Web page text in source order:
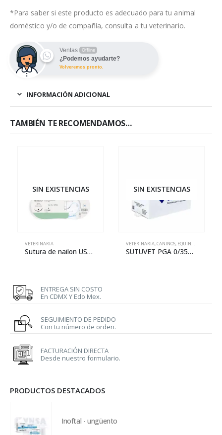
*Para saber si este producto es adecuado para tu animal
doméstico y/o de compañía, consulta a tu veterinario.
Ventas Offline
¿Podemos ayudarte?
Volveremos pronto.
INFORMACIÓN ADICIONAL
TAMBIÉN TE RECOMENDAMOS…
SIN EXISTENCIAS
VETERINARIA
Sutura de nailon USP 3-0 de 70 cm con aguja de 26 mm
SIN EXISTENCIAS
VETERINARIA,CANINOS, EQUINOS
SUTUVET PGA 0/35MM HR
ENTREGA SIN COSTO
En CDMX Y Edo Mex.
SEGUIMIENTO DE PEDIDO
Con tu número de orden.
FACTURACIÓN DIRECTA
Desde nuestro formulario.
PRODUCTOS DESTACADOS
Inoftal - ungüento